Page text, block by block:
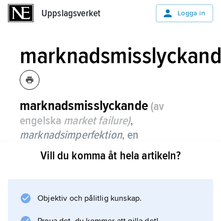
Uppslagsverket Logga in
marknadsmisslyckande (av
engelska market failure),
marknadsimperfektion, en
marknadssituation med ineffektiv
resursfördelning på grund av att
det inte finns tillräckligt många
marknader.
Vill du komma åt hela artikeln?
Objektiv och pålitlig kunskap.